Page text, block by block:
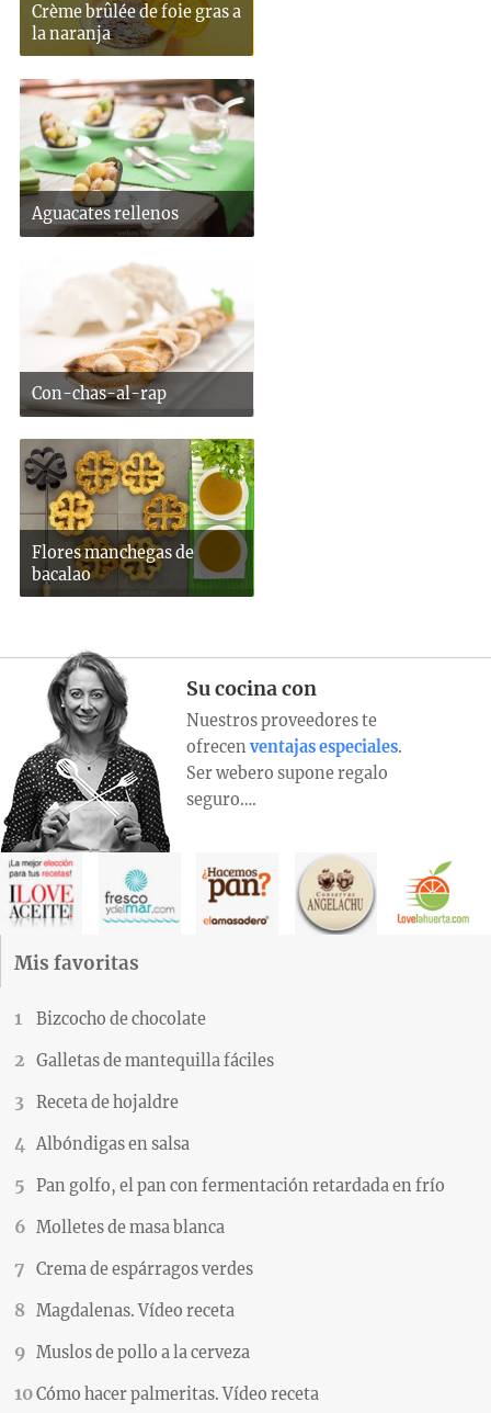
Crème brûlée de foie gras a
la naranja
Aguacates rellenos
Con-chas-al-rap
Flores manchegas de
bacalao
Su cocina con
Nuestros proveedores te
ofrecen ventajas especiales.
Ser webero supone regalo
seguro….
Mis favoritas
Bizcocho de chocolate
Galletas de mantequilla fáciles
Receta de hojaldre
Albóndigas en salsa
Pan golfo, el pan con fermentación retardada en frío
Molletes de masa blanca
Crema de espárragos verdes
Magdalenas. Vídeo receta
Muslos de pollo a la cerveza
Cómo hacer palmeritas. Vídeo receta